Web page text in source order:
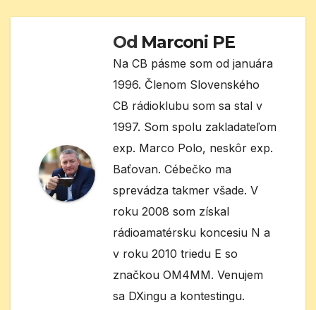
Od Marconi PE
Na CB pásme som od januára
1996. Členom Slovenského
CB rádioklubu som sa stal v
1997. Som spolu zakladateľom
exp. Marco Polo, neskôr exp.
Baťovan. Cébečko ma
sprevádza takmer všade. V
roku 2008 som získal
rádioamatérsku koncesiu N a
v roku 2010 triedu E so
značkou OM4MM. Venujem
sa DXingu a kontestingu.